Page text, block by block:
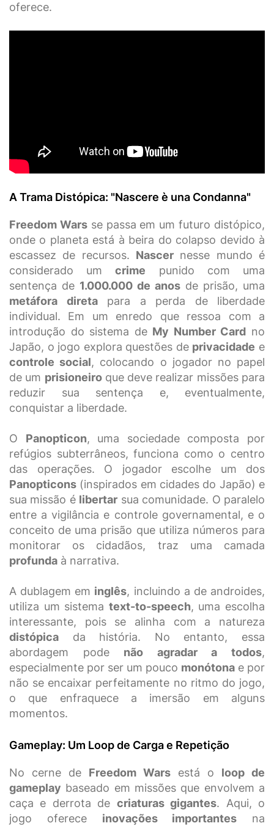
oferece.
A Trama Distópica: "Nascere è una Condanna"
Freedom Warsse passa em um futuro distópico,
onde o planeta está à beira do colapso devido à
escassez de recursos. Nascer nesse mundo é
considerado umcrime punido com uma
sentença de 1.000.000 de anos de prisão, uma
metáfora diretapara a perda de liberdade
individual. Em um enredo que ressoa com a
introdução do sistema de My Number Card no
Japão, o jogo explora questões de privacidade e
controle social, colocando o jogador no papel
de um prisioneiroque deve realizar missões para
reduzir sua sentença e, eventualmente,
conquistar a liberdade.
O Panopticon, uma sociedade composta por
refúgios subterrâneos, funciona como o centro
das operações. O jogador escolhe um dos
Panopticons (inspirados em cidades do Japão) e
sua missão é libertar sua comunidade. O paralelo
entre a vigilância e controle governamental, e o
conceito de uma prisão que utiliza números para
monitorar os cidadãos, traz uma camada
profunda à narrativa.
A dublagem em inglês, incluindo a de androides,
utiliza um sistema text-to-speech, uma escolha
interessante, pois se alinha com a natureza
distópica da história. No entanto, essa
abordagem pode não agradar a todos,
especialmente por ser um pouco monótona e por
não se encaixar perfeitamente no ritmo do jogo,
o que enfraquece a imersão em alguns
momentos.
Gameplay: Um Loop de Carga e Repetição
No cerne de Freedom Wars está o loop de
gameplay baseado em missões que envolvem a
caça e derrota de criaturas gigantes. Aqui, o
jogo oferece inovações importantes na